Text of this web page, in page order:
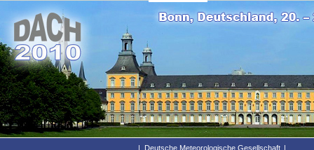
| Deutsche Meteorologische Gesellschaft |